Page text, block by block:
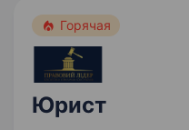
Своєчасну виплату
Горячая
Юрист